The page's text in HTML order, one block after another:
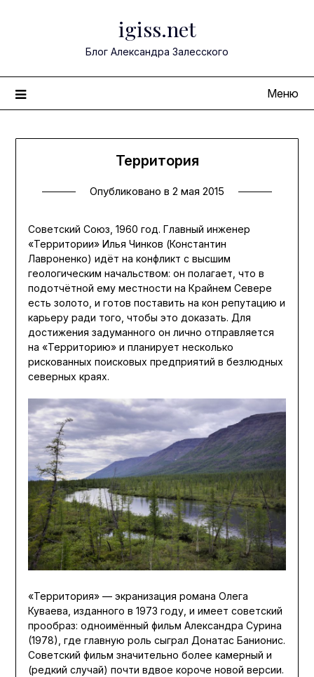
igiss.net
Блог Александра Залесского
Меню
Территория
Опубликовано в 2 мая 2015
Советский Союз, 1960 год. Главный инженер
«Территории» Илья Чинков (Константин
Лавроненко) идёт на конфликт с высшим
геологическим начальством: он полагает, что в
подотчётной ему местности на Крайнем Севере
есть золото, и готов поставить на кон репутацию и
карьеру ради того, чтобы это доказать. Для
достижения задуманного он лично отправляется
на «Территорию» и планирует несколько
рискованных поисковых предприятий в безлюдных
северных краях.
«Территория» — экранизация романа Олега
Куваева, изданного в 1973 году, и имеет советский
прообраз: одноимённый фильм Александра Сурина
(1978), где главную роль сыграл Донатас Банионис.
Советский фильм значительно более камерный и
(редкий случай) почти вдвое короче новой версии.